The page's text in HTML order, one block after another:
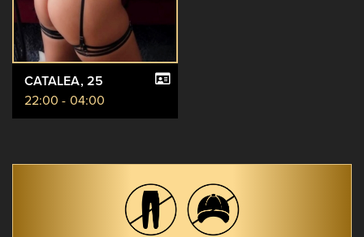
CATALEA, 25
22:00 - 04:00